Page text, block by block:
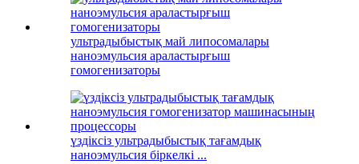
ультрадыбыстық май липосомалары
наноэмульсия араластырғыш
гомогенизаторы
үздіксіз ультрадыбыстық тағамдық
наноэмульсия біркелкі ...